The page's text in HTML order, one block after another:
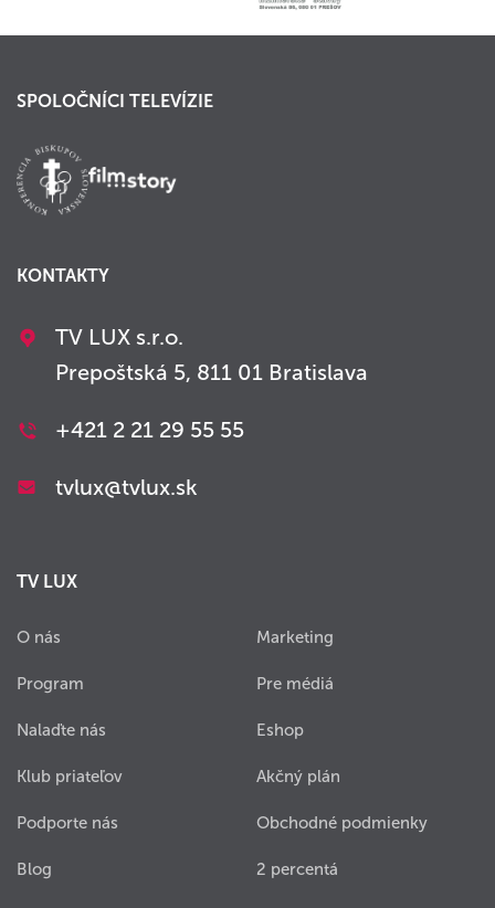
SPOLOČNÍCI TELEVÍZIE
KONTAKTY
TV LUX s.r.o.
Prepoštská 5, 811 01 Bratislava
+421 2 21 29 55 55
tvlux@tvlux.sk
TV LUX
O nás
Program
Nalaďte nás
Klub priateľov
Podporte nás
Blog
Marketing
Pre médiá
Eshop
Akčný plán
Obchodné podmienky
2 percentá